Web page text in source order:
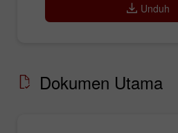
Unduh
Dokumen Utama